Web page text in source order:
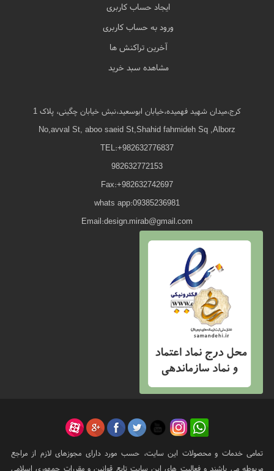
ایجاد حساب کاربری
ورود به حساب کاربری
آخرین تراکنش ها
مشاهده سبد خرید
کرج،میدان شهید فهمیده،خیابان ابوسعید،نبش خیابان چگینی، پلاک 1
No,avval St, aboo saeid St,Shahid fahmideh Sq ,Alborz
TEL:+982632776837
982632772153
Fax:+982632742697
whats app:09385236981
Email:design.mirab@gmail.com
تمامی خدمات و محصولات این سایت، حسب مورد دارای مجوزهای لازم از مراجع
مربوطه می باشند و فعالیت های این سایت تابع قوانین و مقررات جمهوری اسلامی